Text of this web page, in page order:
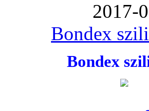
2017-
Bondex
Bondex